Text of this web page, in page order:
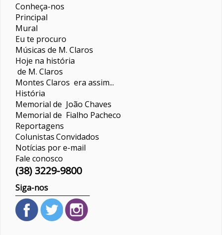
Conheça-nos
Principal
Mural
Eu te procuro
Músicas de M. Claros
Hoje na história
de M. Claros
Montes Claros era assim...
História
Memorial de João Chaves
Memorial de Fialho Pacheco
Reportagens
ColunistasConvidados
Notícias por e-mail
Fale conosco
(38) 3229-9800
Siga-nos